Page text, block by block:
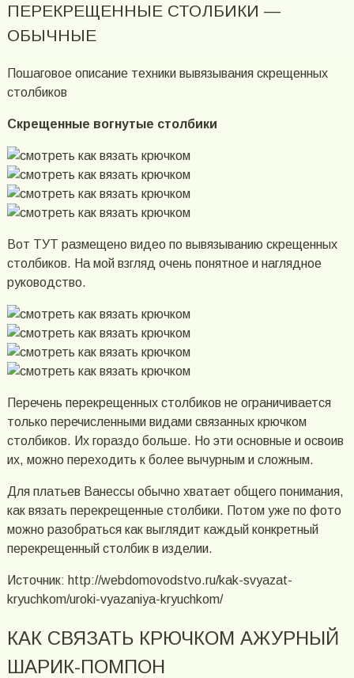
ПЕРЕКРЕЩЕННЫЕ СТОЛБИКИ —
ОБЫЧНЫЕ
Пошаговое описание техники вывязывания скрещенных
столбиков
Скрещенные вогнутые столбики
Вот ТУТ размещено видео по вывязыванию скрещенных
столбиков. На мой взгляд очень понятное и наглядное
руководство.
Перечень перекрещенных столбиков не ограничивается
только перечисленными видами связанных крючком
столбиков. Их гораздо больше. Но эти основные и освоив
их, можно переходить к более вычурным и сложным.
Для платьев Ванессы обычно хватает общего понимания,
как вязать перекрещенные столбики. Потом уже по фото
можно разобраться как выглядит каждый конкретный
перекрещенный столбик в изделии.
Источник: http://webdomovodstvo.ru/kak-svyazat-
kryuchkom/uroki-vyazaniya-kryuchkom/
КАК СВЯЗАТЬ КРЮЧКОМ АЖУРНЫЙ
ШАРИК-ПОМПОН